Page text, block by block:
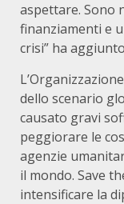
aspettare. Sono
finanziamenti e
crisi” ha
dello scenario
causato gravi
peggiorare le
agenzie
il mondo. Save
intensificare la